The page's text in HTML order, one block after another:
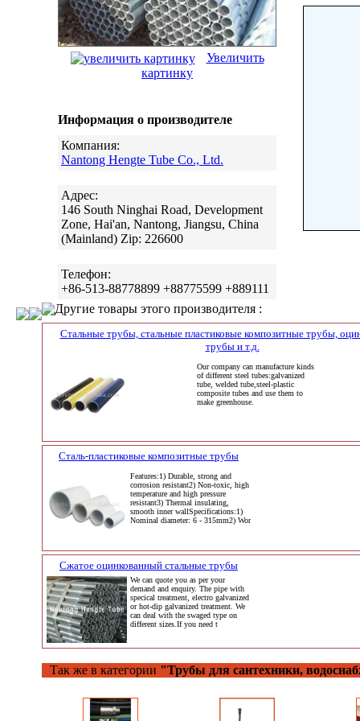
Увеличить
картинку
Информация о производителе
Компания:
Nantong Hengte Tube Co., Ltd.
Адрес:
146 South Ninghai Road, Development
Zone, Hai'an, Nantong, Jiangsu, China
(Mainland) Zip: 226600
Телефон:
+86-513-88778899 +88775599 +889111
Другие товары этого производителя :
Стальные трубы, стальные пластиковые композитные трубы,
трубы и т.д.
Our company can manufacture kinds
of different steel tubes:galvanized
tube, welded tube,steel-plastic
composite tubes and use them to
make greenhouse.
Сталь-пластиковые композитные трубы
Features:1) Durable, strong and
corrosion resistant2) Non-toxic, high
temperature and high pressure
resistant3) Thermal insulating,
smooth inner wallSpecifications:1)
Nominal diameter: 6 - 315mm2) Wor
Сжатое оцинкованный стальные трубы
We can quote you as per your
demand and enquiry. The pipe with
specical treatment, electro galvanized
or hot-dip galvanized treatment. We
can deal with the swaged type on
different sizes.If you need t
Так же в категории "Трубы для сантехники,